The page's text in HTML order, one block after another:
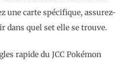
une carte spécifique, assurez-
dans quel set elle se trouve.
rapide du JCC Pokémon